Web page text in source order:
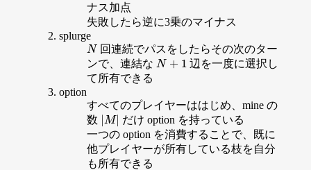
ナス加点
失敗したら逆に3乗のマイナス
splurge
N
N回連続でパスをしたらその次のター
ンで、連結な N + 1
N+1
辺を一度に選択し
て所有できる
option
すべてのプレイヤーははじめ、mine の
数 |M|
M|
だけ option を持っている
一つの option を消費することで、既に
他プレイヤーが所有している枝を自分
も所有できる